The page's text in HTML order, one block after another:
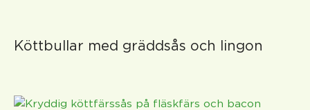
Köttbullar med gräddsås och lingon